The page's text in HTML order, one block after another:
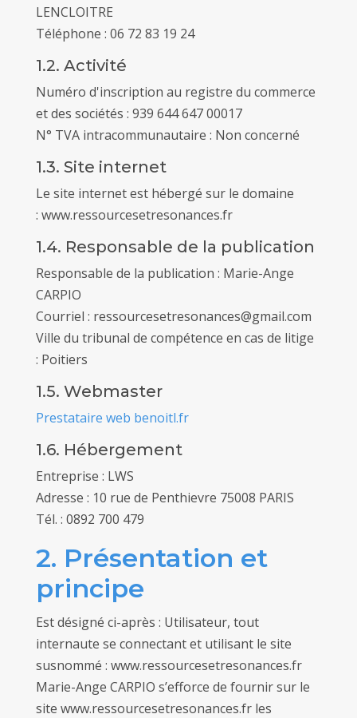
LENCLOITRE
Téléphone : 06 72 83 19 24
1.2. Activité
Numéro d'inscription au registre du commerce
et des sociétés : 939 644 647 00017
N° TVA intracommunautaire : Non concerné
1.3. Site internet
Le site internet est hébergé sur le domaine
: www.ressourcesetresonances.fr
1.4. Responsable de la publication
Responsable de la publication : Marie-Ange
CARPIO
Courriel : ressourcesetresonances@gmail.com
Ville du tribunal de compétence en cas de litige
: Poitiers
1.5. Webmaster
Prestataire web benoitl.fr
1.6. Hébergement
Entreprise : LWS
Adresse : 10 rue de Penthievre 75008 PARIS
Tél. : 0892 700 479
2. Présentation et
principe
Est désigné ci-après : Utilisateur, tout
internaute se connectant et utilisant le site
susnommé : www.ressourcesetresonances.fr
Marie-Ange CARPIO s’efforce de fournir sur le
site www.ressourcesetresonances.fr les